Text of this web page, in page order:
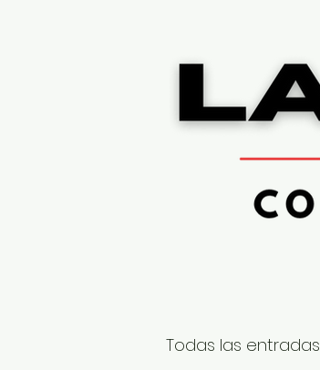
Todas las entradas